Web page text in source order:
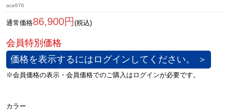
ace676
通常価格86,900円 (税込)
価格を表示するにはログインしてください。 ＞
カラー